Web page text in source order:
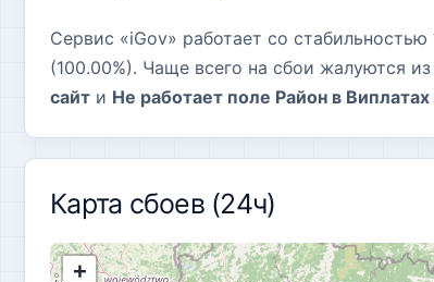
Сервис «iGov» работает со
(100.00%). Чаще всего на сбои жалуются
сайт и Не работает поле Район в
Карта сбоев (24ч)
+